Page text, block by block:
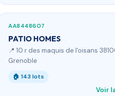
AA8448607
PATIO HOMES
📍 10 r des maquis de l'oisans
Grenoble
🏠 143 lots
Voir